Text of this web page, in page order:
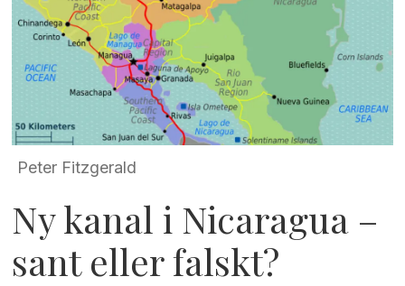
Peter Fitzgerald
Ny kanal i Nicaragua –
sant eller falskt?